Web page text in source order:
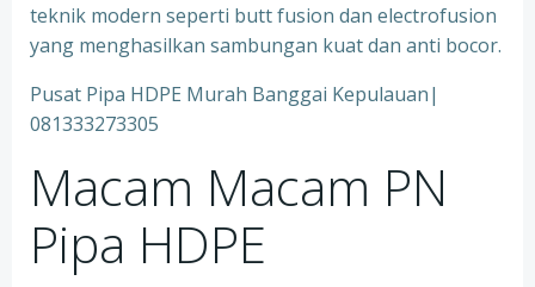
teknik modern seperti butt fusion dan electrofusion
yang menghasilkan sambungan kuat dan anti bocor.
Pusat Pipa HDPE Murah Banggai Kepulauan|
081333273305
Macam Macam PN
Pipa HDPE